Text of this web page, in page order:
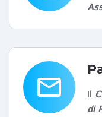
email Il
di